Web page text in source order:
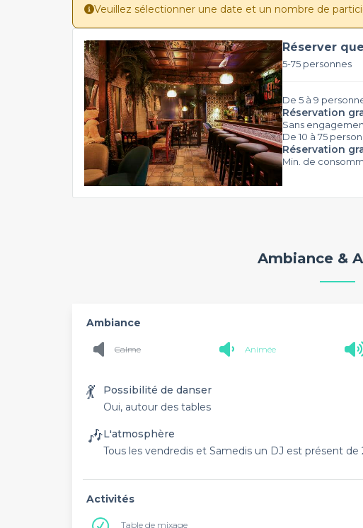
Veuillez sélectionner une date et un nombre de
Réserver
5-75 personnes
De 5 à 9
Réservation
Sans
De 10 à 75
Réservation
Min. de
Ambiance &
Ambiance
Calme Animée
💃
Possibilité de danser
Oui, autour des tables
🎶L'atmosphère
Tous les vendredis et Samedis un DJ est présent de
Activités
Table de mixage